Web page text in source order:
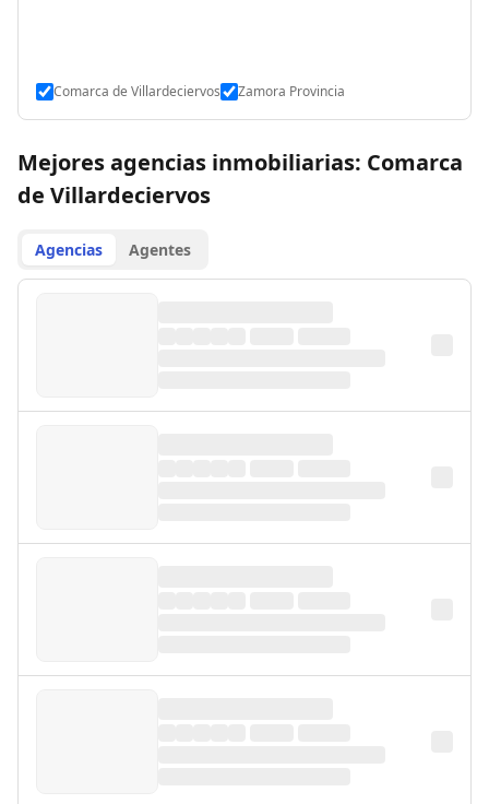
Comarca de Villardeciervos Zamora Provincia
Mejores agencias inmobiliarias: Comarca
de Villardeciervos
Agencias Agentes